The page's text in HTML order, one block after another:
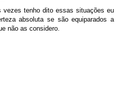
vezes tenho dito essas situações eu
absoluta se são equiparados a
não as considero.